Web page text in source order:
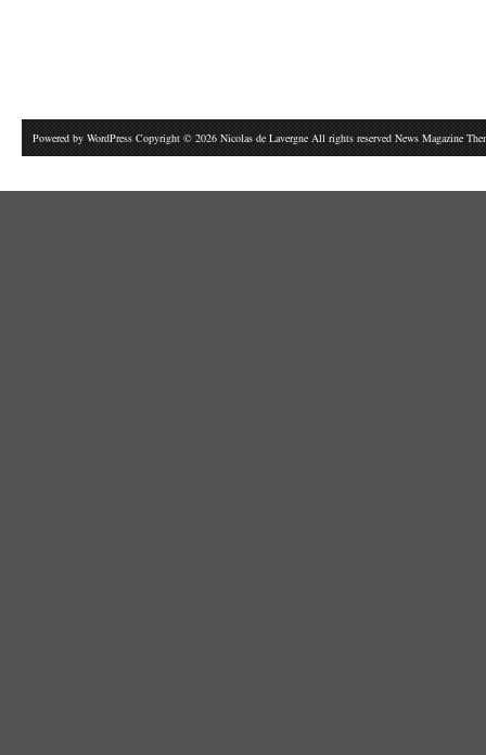
Powered by WordPress Copyright © 2026 Nicolas de Lavergne All rights reserved News Magazine